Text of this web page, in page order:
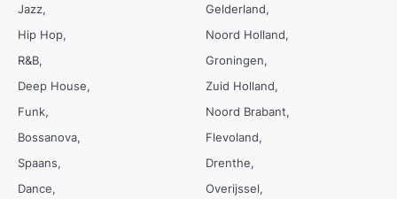
Jazz
Hip Hop
R&B
Deep House
Funk
Bossanova
Spaans
Dance
Gelderland
Noord Holland
Groningen
Zuid Holland
Noord Brabant
Flevoland
Drenthe
Overijssel